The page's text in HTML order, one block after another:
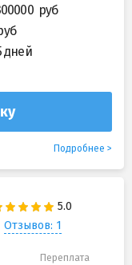
дней
Подробнее
Отзывов: 1
Переплата